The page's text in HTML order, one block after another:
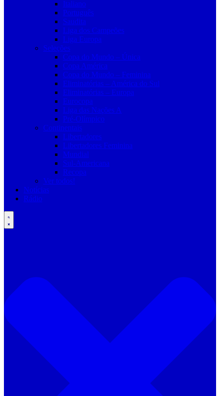
Italiano
Português
Saudita
Liga dos Campeões
Liga Europa
Seleções
Copa do Mundo – Única
Copa América
Copa do Mundo – Feminina
Eliminatórias – América do Sul
Eliminatórias – Europa
Eurocopa
Liga das Nações A
Pré-Olímpico
Continentais
Libertadores
Libertadores Feminina
Mundial
Sul-Americana
Recopa
Ver todos!
Notícias
Rádio